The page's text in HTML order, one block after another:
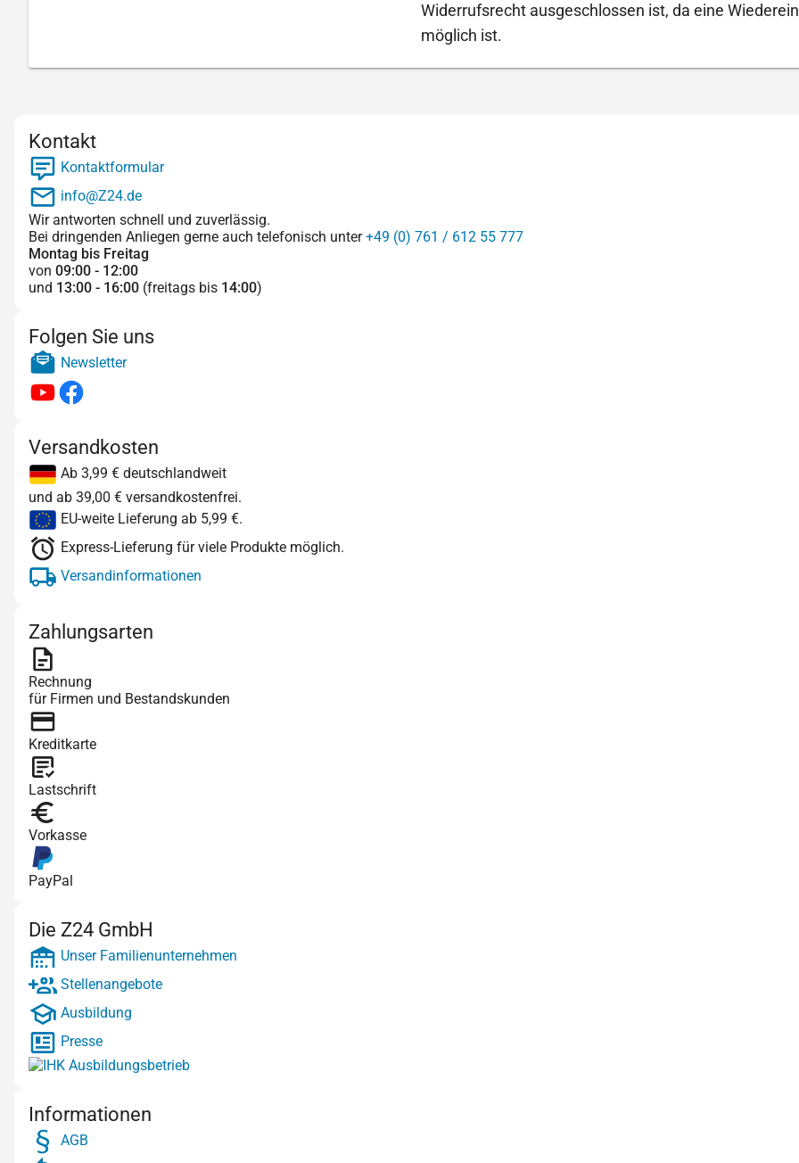
Widerrufsrecht ausgeschlossen ist, da eine
möglich ist.
Kontakt
Kontaktformular
info@Z24.de
Wir antworten schnell und zuverlässig.
Bei dringenden Anliegen gerne auch telefonisch unter+49 (0) 761 / 612 55 777
Montag bis Freitag
von 09:00 - 12:00
und 13:00 - 16:00 (freitags bis 14:00)
Folgen Sie uns
Newsletter
Versandkosten
Ab 3,99 € deutschlandweit
und ab 39,00 € versandkostenfrei.
EU-weite Lieferung ab 5,99 €.
Express-Lieferung für viele Produkte möglich.
Versandinformationen
Zahlungsarten
Rechnung
für Firmen und Bestandskunden
Kreditkarte
Lastschrift
Vorkasse
PayPal
Die Z24 GmbH
Unser Familienunternehmen
Stellenangebote
Ausbildung
Presse
Informationen
AGB